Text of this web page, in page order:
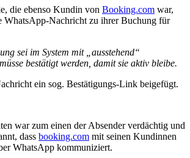
die ebenso Kundin von Booking.com war,
WhatsApp-Nachricht zu ihrer Buchung für
sei im System mit „ausstehend“
bestätigt werden, damit sie aktiv bleibe.
ein sog. Bestätigungs-Link beigefügt.
war zum einen der Absender verdächtig und
dass booking.com mit seinen Kundinnen
WhatsApp kommuniziert.